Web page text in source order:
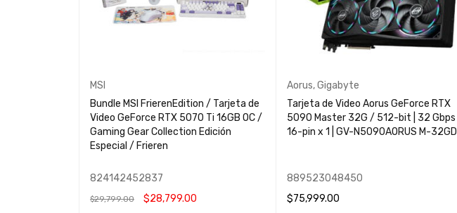
MSI
Bundle MSI FrierenEdition / Tarjeta de
Video GeForce RTX 5070 Ti 16GB OC /
Gaming Gear Collection Edición
Especial / Frieren
824142452837
$29,799.00 $28,799.00
Aorus,Gigabyte
Tarjeta de Video Aorus GeForce RTX
5090 Master 32G / 512-bit | 32 Gbps |
16-pin x 1 | GV-N5090AORUS M-32GD
889523048450
$75,999.00